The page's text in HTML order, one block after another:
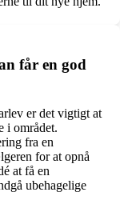
får en god
er det vigtigt at
i området.
fra en
for at opnå
at få en
ubehagelige